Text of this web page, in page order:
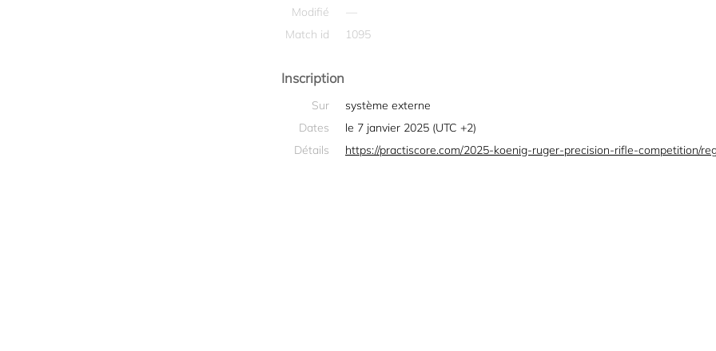
Modifié
—
Match id
1095
Inscription
Sur
système externe
Dates
le 7 janvier 2025 (UTC +2)
Détails
https://practiscore.com/2025-koenig-ruger-precision-rifle-competition/